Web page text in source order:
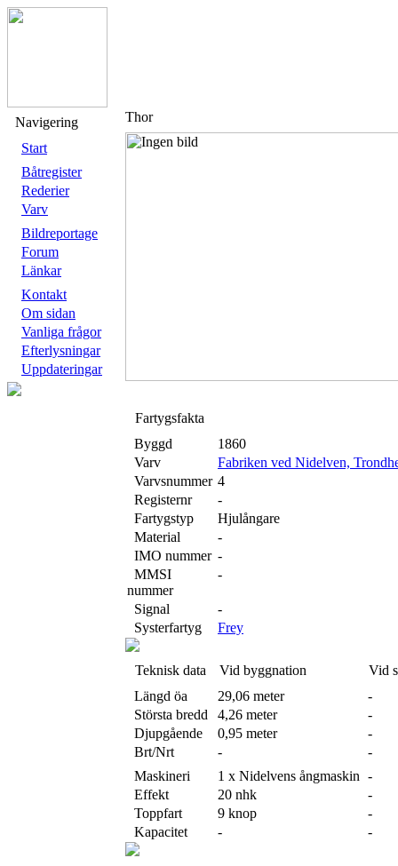
Navigering
Start
Båtregister
Rederier
Varv
Bildreportage
Forum
Länkar
Kontakt
Om sidan
Vanliga frågor
Efterlysningar
Uppdateringar
Thor
Fartygsfakta
Byggd
1860
Varv
Fabriken ved Nidelven,
Varvsnummer 4
Registernr
-
Fartygstyp
Hjulångare
Material
-
IMO nummer -
MMSI
nummer
-
Signal
-
Systerfartyg
Frey
Teknisk data Vid byggnation
Vid
Längd öa
29,06 meter
-
Största bredd
4,26 meter
-
Djupgående
0,95 meter
-
Brt/Nrt
-
-
Maskineri
1 x Nidelvens ångmaskin -
Effekt
20 nhk
-
Toppfart
9 knop
-
Kapacitet
- -